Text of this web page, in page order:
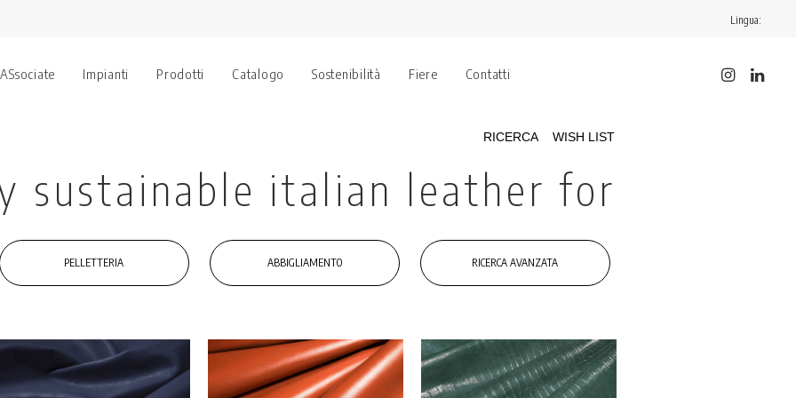
Lingua:
Impianti Prodotti Catalogo Sostenibilità Fiere Contatti